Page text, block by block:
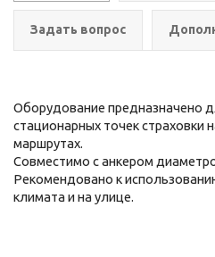
Задать вопрос
Оборудование предназначено
стационарных точек страховки
маршрутах.
Совместимо с анкером
Рекомендовано к
климата и на улице.